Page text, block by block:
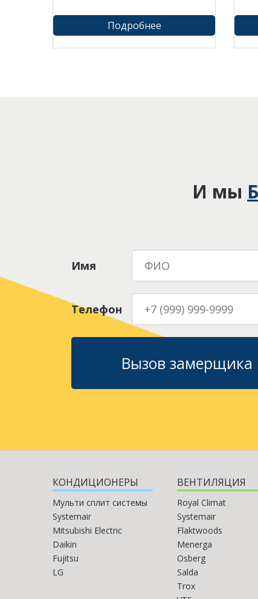
Подробнее
И мы
Имя
Телефон
Вызов
КОНДИЦИОНЕРЫ
Мульти сплит системы
Systemair
Mitsubishi Electric
Daikin
Fujitsu
LG
ВЕНТИЛЯЦИЯ
Royal Climat
Systemair
Flaktwoods
Menerga
Osberg
Salda
Trox